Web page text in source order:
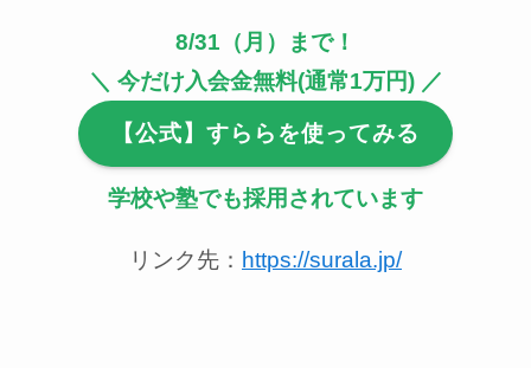
8/31（月）まで！
＼ 今だけ入会金無料(通常1万円)／
【公式】すららを使ってみる
学校や塾でも採用されています
リンク先： https://surala.jp/